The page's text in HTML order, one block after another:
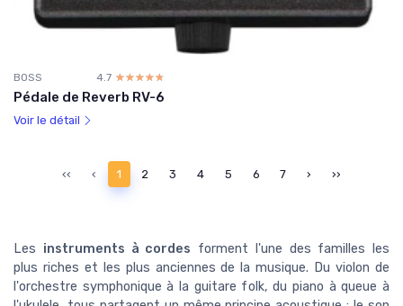
BOSS 4.7 ☆☆☆☆☆
★★★★★
Pédale de Reverb RV-6
Voir le détail
‹‹ ‹ 1 2 3 4 5 6 7 › ››
Les instruments à cordes forment l'une des familles les
plus riches et les plus anciennes de la musique. Du violon de
l'orchestre symphonique à la guitare folk, du piano à queue à